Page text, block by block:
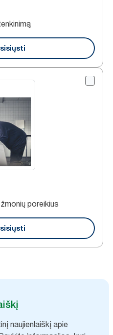
poreikius
naujienlaiškį apie